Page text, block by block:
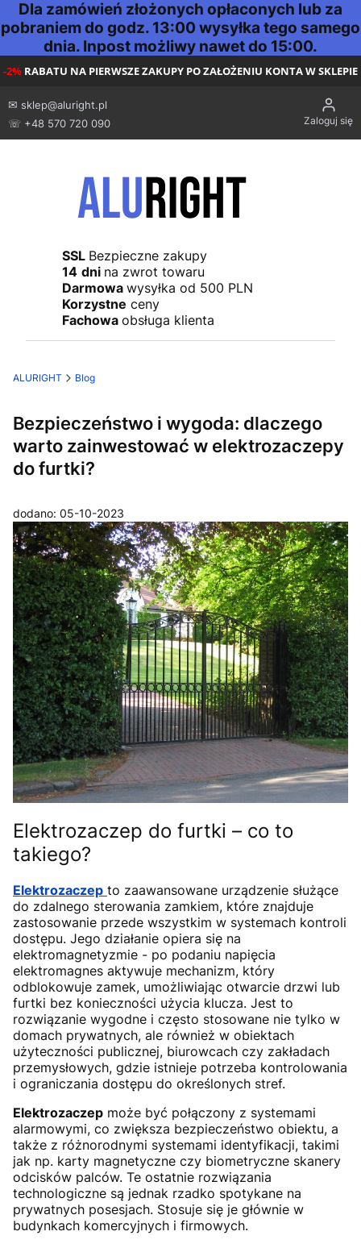
Dla zamówień złożonych opłaconych lub za
pobraniem do godz. 13:00 wysyłka tego samego
dnia. Inpost możliwy nawet do 15:00.
-2% RABATU NA PIERWSZE ZAKUPY PO ZAŁOŻENIU KONTA W SKLEPIE
✉ sklep@aluright.pl
☏ +48 570 720 090
Zaloguj się
SSL Bezpieczne zakupy
14 dni na zwrot towaru
Darmowa wysyłka od 500 PLN
Korzystne ceny
Fachowa obsługa klienta
ALURIGHT Blog
Bezpieczeństwo i wygoda: dlaczego
warto zainwestować w elektrozaczepy
do furtki?
dodano: 05-10-2023
Elektrozaczep do furtki – co to
takiego?
Elektrozaczep to zaawansowane urządzenie służące
do zdalnego sterowania zamkiem, które znajduje
zastosowanie przede wszystkim w systemach kontroli
dostępu. Jego działanie opiera się na
elektromagnetyzmie - po podaniu napięcia
elektromagnes aktywuje mechanizm, który
odblokowuje zamek, umożliwiając otwarcie drzwi lub
furtki bez konieczności użycia klucza. Jest to
rozwiązanie wygodne i często stosowane nie tylko w
domach prywatnych, ale również w obiektach
użyteczności publicznej, biurowcach czy zakładach
przemysłowych, gdzie istnieje potrzeba kontrolowania
i ograniczania dostępu do określonych stref.
Elektrozaczep może być połączony z systemami
alarmowymi, co zwiększa bezpieczeństwo obiektu, a
także z różnorodnymi systemami identyfikacji, takimi
jak np. karty magnetyczne czy biometryczne skanery
odcisków palców. Te ostatnie rozwiązania
technologiczne są jednak rzadko spotykane na
prywatnych posesjach. Stosuje się je głównie w
budynkach komercyjnych i firmowych.